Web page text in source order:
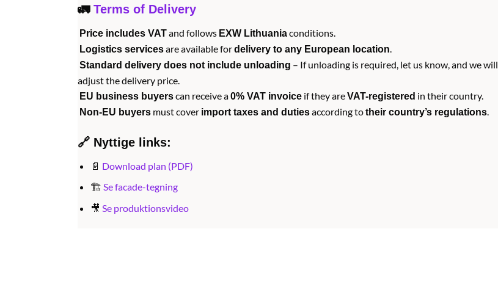
🚛 Terms of Delivery
Price includes VATand follows EXW Lithuaniaconditions.
Logistics servicesare available fordelivery to any European location
Standard delivery does not include unloading – If unloading is required, let us know, and we will
adjust the delivery price.
EU business buyerscan receive a0% VAT invoice if they areVAT-registered in their country.
Non-EU buyers must cover import taxes and dutiesaccording totheir country’s regulations
🔗 Nyttige links:
📄 Download plan (PDF)
🏗️ Se facade-tegning
🎥 Se produktionsvideo